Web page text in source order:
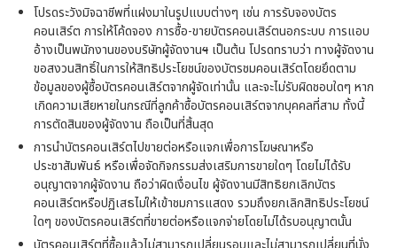
โปรดระวังมิจฉาชีพที่แฝงมาในรูปแบบต่างๆ เช่น การรับจองบัตร
คอนเสิร์ต การให้โค้ดจอง การซื้อ-ขายบัตรคอนเสิร์ตนอกระบบ การแอบ
อ้างเป็นพนักงานของบริษัทผู้จัดงานฯ เป็นต้น โปรดทราบว่า ทางผู้จัดงาน
ขอสงวนสิทธิ์ในการให้สิทธิประโยชน์ของบัตรชมคอนเสิร์ตโดยยึดตาม
ข้อมูลของผู้ซื้อบัตรคอนเสิร์ตจากผู้จัดเท่านั้น และจะไม่รับผิดชอบใดๆ หาก
เกิดความเสียหายในกรณีที่ลูกค้าซื้อบัตรคอนเสิร์ตจากบุคคลที่สาม ทั้งนี้
การตัดสินของผู้จัดงาน ถือเป็นที่สิ้นสุด
การนำบัตรคอนเสิร์ตไปขายต่อหรือแจกเพื่อการโฆษณาหรือ
ประชาสัมพันธ์ หรือเพื่อจัดกิจกรรมส่งเสริมการขายใดๆ โดยไม่ได้รับ
อนุญาตจากผู้จัดงาน ถือว่าผิดเงื่อนไข ผู้จัดงานมีสิทธิยกเลิกบัตร
คอนเสิร์ตหรือปฏิเสธไม่ให้เข้าชมการแสดง รวมถึงยกเลิกสิทธิประโยชน์
ใดๆ ของบัตรคอนเสิร์ตที่ขายต่อหรือแจกจ่ายโดยไม่ได้รบอนุญาตนั้น